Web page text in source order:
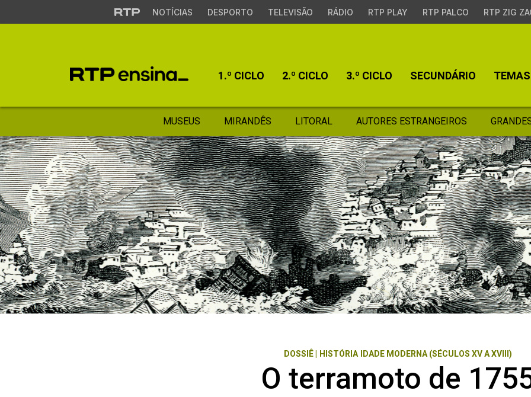
NOTÍCIAS DESPORTO TELEVISÃO RÁDIO RTP PLAY RTP PALCO RTP ZIG
1.º CICLO 2.º CICLO 3.º CICLO SECUNDÁRIO TEMAS
MUSEUS MIRANDÊS LITORAL AUTORES ESTRANGEIROS
DOSSIÊ HISTÓRIA IDADE MODERNA (SÉCULOS XV A XVIII)
O terramoto de